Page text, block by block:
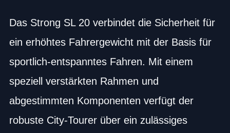
Das Strong SL 20 verbindet die Sicherheit für
ein erhöhtes Fahrergewicht mit der Basis für
sportlich-entspanntes Fahren. Mit einem
speziell verstärkten Rahmen und
abgestimmten Komponenten verfügt der
robuste City-Tourer über ein zulässiges